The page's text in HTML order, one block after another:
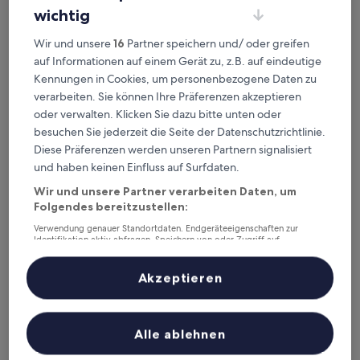
Hotel am Stern
Hotel am Stern
3.0-
Sterne-
Unterkunft
0,4 km von Stadtbahn-Haltestelle Brühl Mitte entfernt
8.6
von
10,
(107
Bewertungen)
8,6/10 Hervorragend (107 Bewertungen)
beträgt
13. Aug.–14. Aug.
Atrium Apart Hotel Brühl
wichtig
Wir und unsere16 Partner speichern und/ oder greifen
auf Informationen auf einem Gerät zu, z.B. auf eindeutige
Kennungen in Cookies, um personenbezogene Daten zu
verarbeiten. Sie können Ihre Präferenzen akzeptieren
oder verwalten. Klicken Sie dazu bitte unten oder
besuchen Sie jederzeit die Seite der Datenschutzrichtlinie.
Diese Präferenzen werden unseren Partnern signalisiert
und haben keinen Einfluss auf Surfdaten.
Wir und unsere Partner verarbeiten Daten, um
Folgendes bereitzustellen:
Verwendung genauer Standortdaten. Endgeräteeigenschaften zur
Identifikation aktiv abfragen. Speichern von oder Zugriff auf
Inhalte, Messung von Werbeleistung und der Performance von Inhalten,
Zielgruppenforschung sowie Entwicklung und Verbesserung von
Liste der Partner (Lieferanten)
Alle ablehnen
Akzeptieren